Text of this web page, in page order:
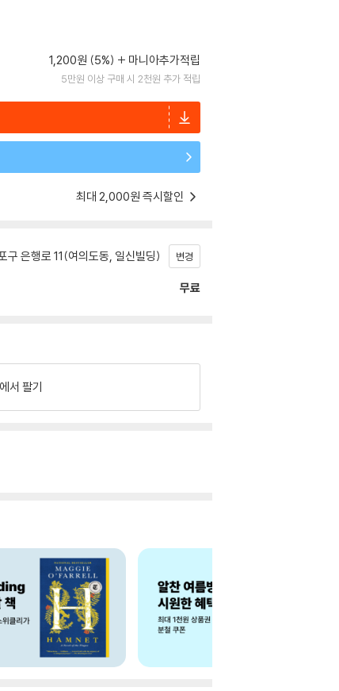
1,200원 (5%) 마니아추가적립
5만원 이상 구매 시 2천원 추가 적립
최대 2,000원 즉시할인
구 은행로 11(여의도동, 일신빌딩) 변경
무료
서 팔기